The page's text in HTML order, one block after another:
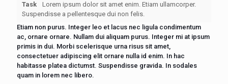
Task
Lorem ipsum dolor sit amet enim. Etiam ullamcorper.
Suspendisse a pellentesque dui non felis.
Etiam non purus. Integer leo et lacus nec ligula condimentum
ac, ornare ornare. Nullam dui aliquam purus. Integer mi at ipsum
primis in dui. Morbi scelerisque urna risus sit amet,
consectetuer adipiscing elit ornare nulla id enim. In hac
habitasse platea dictumst. Suspendisse gravida. In sodales
quam in lorem nec libero.